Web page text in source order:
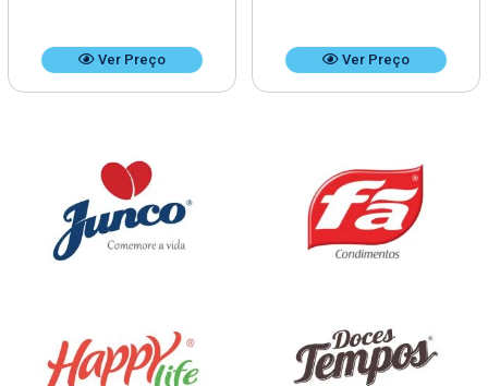
Ver Preço Ver Preço